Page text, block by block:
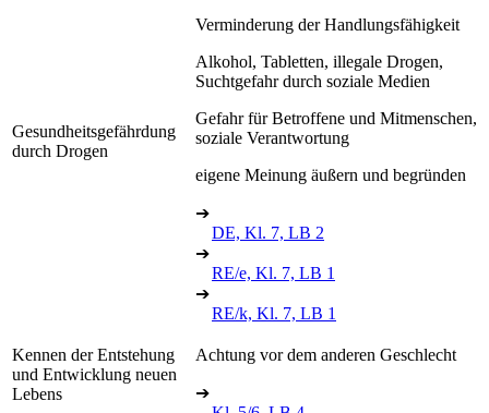
Gesundheitsgefährdung
durch Drogen
Verminderung der Handlungsfähigkeit
Alkohol, Tabletten, illegale Drogen,
Suchtgefahr durch soziale Medien
Gefahr für Betroffene und Mitmenschen,
soziale Verantwortung
eigene Meinung äußern und begründen
➔
DE, Kl. 7, LB 2
➔
RE/e, Kl. 7, LB 1
➔
RE/k, Kl. 7, LB 1
Kennen der Entstehung
und Entwicklung neuen
Lebens
Achtung vor dem anderen Geschlecht
➔